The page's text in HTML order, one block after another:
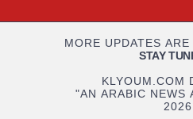
MORE UPDATES
STAY
KLYOUM.COM
"AN ARABIC NEWS
2026